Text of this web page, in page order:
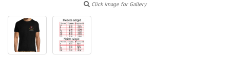
Click image for Gallery